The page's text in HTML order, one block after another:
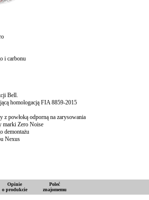
i carbonu
Bell.
homologacją FIA 8859-2015
z powłoką odporną na zarysowania
marki Zero Noise
demontażu
Nexus
Opinie
o produkcie
Poleć
znajomemu